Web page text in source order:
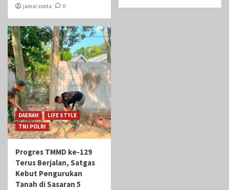
jamal zonta 0
DAERAH
LIFE STYLE
TNI POLRI
Progres TMMD ke-129
Terus Berjalan, Satgas
Kebut Pengurukan
Tanah di Sasaran 5